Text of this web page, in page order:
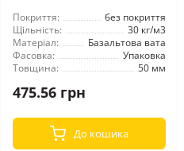
Покриття:
без покриття
Щільність:
30 кг/м3
Матеріал:
Базальтова вата
Фасовка:
Упаковка
Товщина:
50 мм
475.56 грн
До кошика